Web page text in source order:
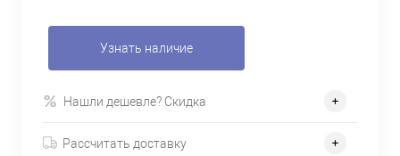
Узнать наличие
Нашли дешевле? Скидка
Рассчитать доставку